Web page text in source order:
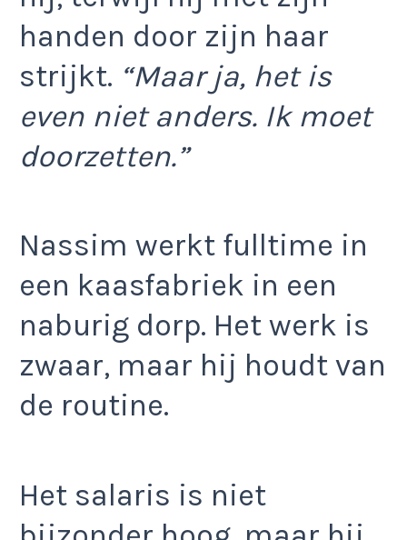
handen door zijn haar
strijkt. “Maar ja, het is
even niet anders. Ik moet
doorzetten.”
Nassim werkt fulltime in
een kaasfabriek in een
naburig dorp. Het werk is
zwaar, maar hij houdt van
de routine.
Het salaris is niet